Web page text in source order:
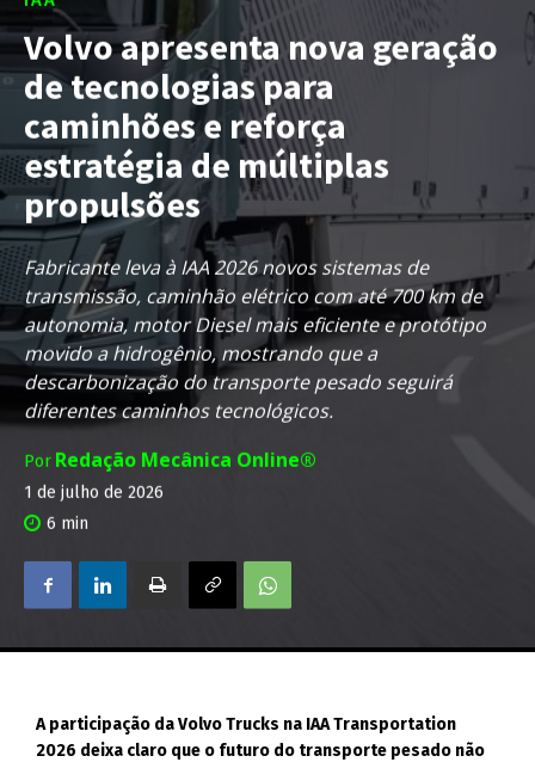
Volvo apresenta nova geração
de tecnologias para
caminhões e reforça
estratégia de múltiplas
propulsões
Fabricante leva à IAA 2026 novos sistemas de
transmissão, caminhão elétrico com até 700 km de
autonomia, motor Diesel mais eficiente e protótipo
movido a hidrogênio, mostrando que a
descarbonização do transporte pesado seguirá
diferentes caminhos tecnológicos.
Por Redação Mecânica Online®
1 de julho de 2026
6 min
A participação da Volvo Trucks na IAA Transportation
2026 deixa claro que o futuro do transporte pesado não